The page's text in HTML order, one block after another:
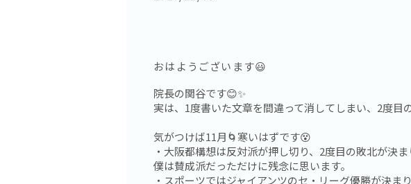
おはようございます😃
院長の関谷です😊✨
実は、1度書いた文章を間違って消してしまい、2度目
気がつけば11月🌀寒いはずです😵
・大阪都構想は反対派が押し切り、2度目の敗北が決ま
僕は賛成派だっただけに残念に思います。
・スポーツではジャイアンツのセ・リーグ優勝が決ま